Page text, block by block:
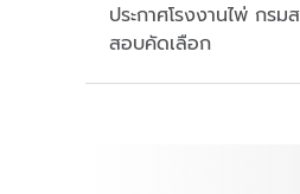
ประกาศโรงงานไพ่ กร
สอบคัดเลือก